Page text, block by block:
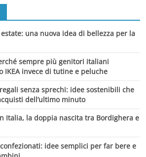
una nuova idea di bellezza per la
sempre più genitori italiani
IKEA invece di tutine e peluche
senza sprechi: idee sostenibili che
dell’ultimo minuto
Italia, la doppia nascita tra Bordighera e
idee semplici per far bere e